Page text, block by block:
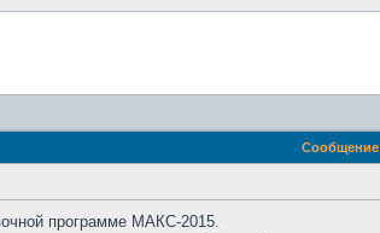
Сообщение
программе МАКС-2015.